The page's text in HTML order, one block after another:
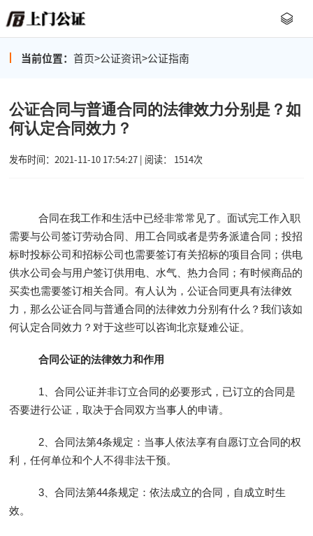
当前位置： 首页>公证资讯>公证指南
公证合同与普通合同的法律效力分别是？如
何认定合同效力？
发布时间：2021-11-10 17:54:27 | 阅读： 1514次
合同在我工作和生活中已经非常常见了。面试完工作入职
需要与公司签订劳动合同、用工合同或者是劳务派遣合同；投招
标时投标公司和招标公司也需要签订有关招标的项目合同；供电
供水公司会与用户签订供用电、水气、热力合同；有时候商品的
买卖也需要签订相关合同。有人认为，公证合同更具有法律效
力，那么公证合同与普通合同的法律效力分别有什么？我们该如
何认定合同效力？对于这些可以咨询北京疑难公证。
合同公证的法律效力和作用
1、合同公证并非订立合同的必要形式，已订立的合同是
否要进行公证，取决于合同双方当事人的申请。
2、合同法第4条规定：当事人依法享有自愿订立合同的权
利，任何单位和个人不得非法干预。
3、合同法第44条规定：依法成立的合同，自成立时生
效。